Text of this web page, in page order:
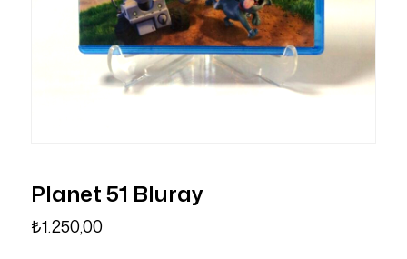
Planet 51 Bluray
₺1.250,00